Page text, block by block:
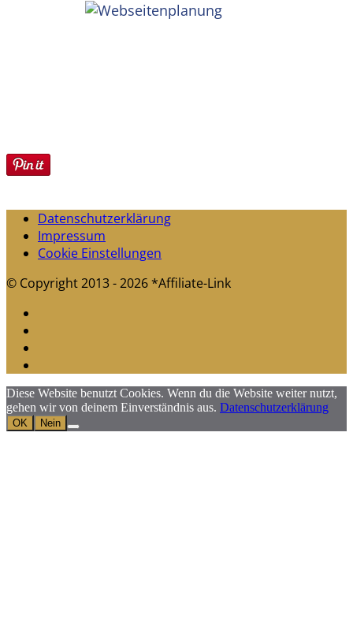
Datenschutzerklärung
Impressum
Cookie Einstellungen
© Copyright 2013 - 2026 *Affiliate-Link
Diese Website benutzt Cookies. Wenn du die Website weiter nutzt,
gehen wir von deinem Einverständnis aus. Datenschutzerklärung
OK Nein